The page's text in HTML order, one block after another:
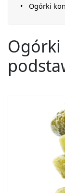
Ogórki
Ogórki